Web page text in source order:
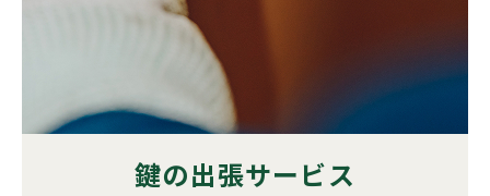
鍵の出張サービス